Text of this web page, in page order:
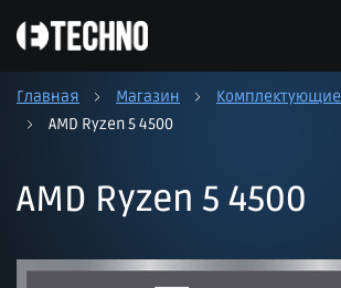
Главная Магазин Комплектующие
AMD Ryzen 5 4500
AMD Ryzen 5 4500